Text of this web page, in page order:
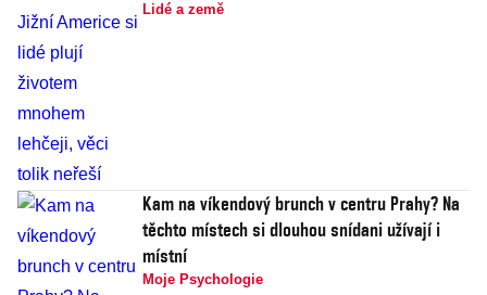
Lidé a země
Kam na víkendový brunch v centru Prahy? Na
těchto místech si dlouhou snídani užívají i
místní
Moje Psychologie